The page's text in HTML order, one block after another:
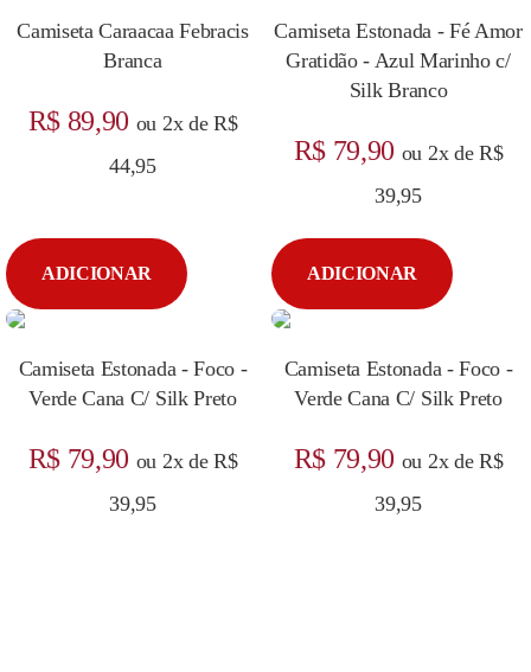
Camiseta Caraacaa Febracis
Branca
R$ 89,90 ou 2x de R$
44,95
Camiseta Estonada - Fé Amor
Gratidão - Azul Marinho c/
Silk Branco
R$ 79,90 ou 2x de R$
39,95
ADICIONAR
Camiseta Estonada - Foco -
Verde Cana C/ Silk Preto
R$ 79,90 ou 2x de R$
39,95
ADICIONAR
Camiseta Estonada - Foco -
Verde Cana C/ Silk Preto
R$ 79,90 ou 2x de R$
39,95